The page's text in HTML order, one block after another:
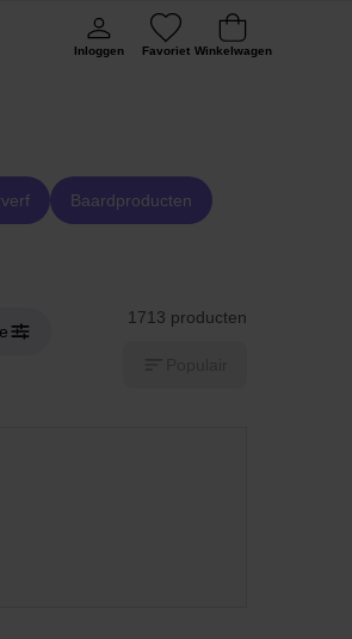
Inloggen Favoriet Winkelwagen
Baardproducten
1713 producten